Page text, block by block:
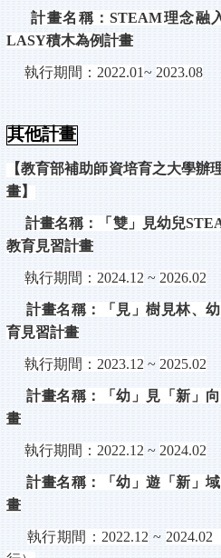
計畫名稱：STEAM理念融
LASY積木為例計畫
執行期間： 2022.01~ 2023.08
其他計畫
【教育部補助師資培育之大學辦
畫】
計畫名稱：「雙」見幼兒
教育見習計畫
執行期間： 2024.12 ~ 2026.02
計畫名稱：「見」樹見林、
育見習計畫
執行期間： 2023.12 ~ 2025.02
計畫名稱：「幼」見「新」
畫
執行期間： 2022.12 ~ 2024.02
計畫名稱：「幼」遊「新」
畫
執行期間： 2022.12 ~ 2024.02